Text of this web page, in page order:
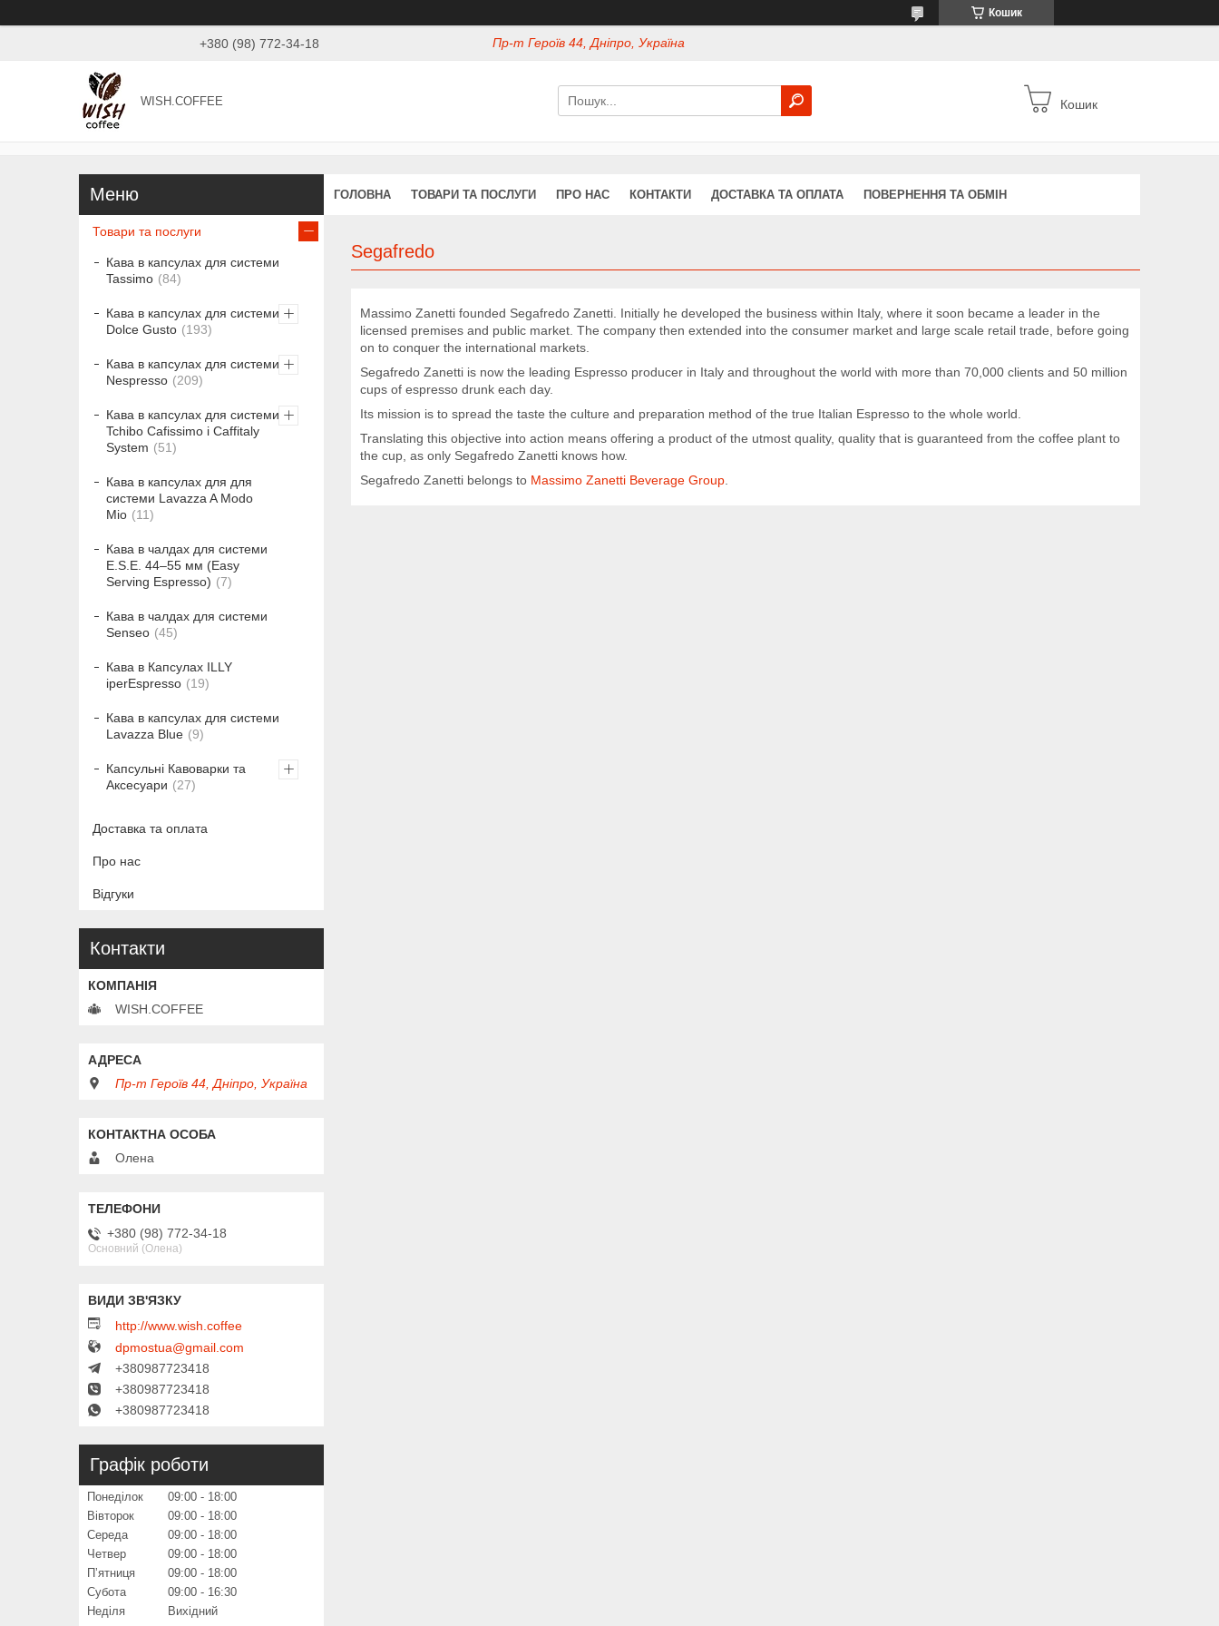
Кошик
+380 (98) 772-34-18 Пр-т Героїв 44, Дніпро, Україна
WISH.COFFEE Кошик
ГОЛОВНА ТОВАРИ ТА ПОСЛУГИ ПРО НАС КОНТАКТИ ДОСТАВКА ТА ОПЛАТА ПОВЕРНЕННЯ ТА ОБМІН
Segafredo
Massimo Zanetti founded Segafredo Zanetti. Initially he developed the business within Italy, where it soon became a leader in the
licensed premises and public market. The company then extended into the consumer market and large scale retail trade, before going
on to conquer the international markets.
Segafredo Zanetti is now the leading Espresso producer in Italy and throughout the world with more than 70,000 clients and 50 million
cups of espresso drunk each day.
Its mission is to spread the taste the culture and preparation method of the true Italian Espresso to the whole world.
Translating this objective into action means offering a product of the utmost quality, quality that is guaranteed from the coffee plant to
the cup, as only Segafredo Zanetti knows how.
Segafredo Zanetti belongs to Massimo Zanetti Beverage Group
Товари та послуги
Кава в капсулах для системи
Tassimo
84
Кава в капсулах для системи
Dolce Gusto
193
Кава в капсулах для системи
Nespresso
209
Кава в капсулах для системи
Tchibo Cafissimo і Caffitaly
System
51
Кава в капсулах для для
системи Lavazza A Modo
Mio
11
Кава в чалдах для системи
E.S.E. 44–55 мм (Easy
Serving Espresso)
7
Кава в чалдах для системи
Senseo
45
Кава в Капсулах ILLY
iperEspresso
19
Кава в капсулах для системи
Lavazza Blue
9
Капсульні Кавоварки та
Аксесуари
27
Доставка та оплата
Про нас
Відгуки
Контакти
WISH.COFFEE
Пр-т Героїв 44, Дніпро, Україна
Олена
+380 (98) 772-34-18
Основний (Олена)
http://www.wish.coffee
dpmostua@gmail.com
+380987723418
+380987723418
+380987723418
Графік роботи
Понеділок 09:00
18:00
Вівторок
09:00
18:00
Середа
09:00
18:00
Четвер
09:00
18:00
Пʼятниця
09:00
18:00
Субота
09:00
16:30
Неділя
Вихідний